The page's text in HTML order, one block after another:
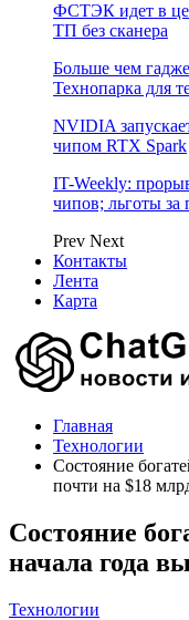
ФСТЭК идет в
ТП без сканера
Больше чем
Технопарка для
NVIDIA
чипом RTX Spark
IT-Weekly:
чипов; льготы
Prev Next
Контакты
Лента
Карта
Главная
Технологии
Состояние
почти на $18
Состояние
начала года
Технологии